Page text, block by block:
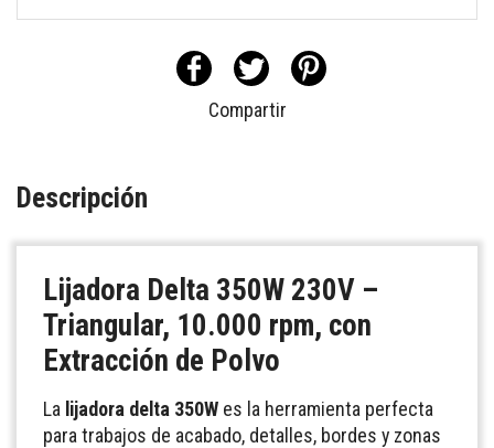
Compartir
Descripción
Lijadora Delta 350W 230V –
Triangular, 10.000 rpm, con
Extracción de Polvo
La lijadora delta 350W es la herramienta perfecta
para trabajos de acabado, detalles, bordes y zonas